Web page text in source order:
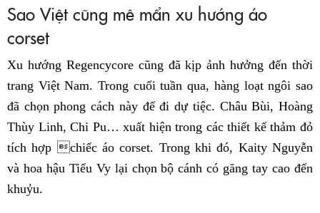
Sao Việt cũng mê mẩn xu hướng áo
corset
Xu hướng Regencycore cũng đã kịp ảnh hưởng đến thời
trang Việt Nam. Trong cuối tuần qua, hàng loạt ngôi sao
đã chọn phong cách này để đi dự tiệc. Châu Bùi, Hoàng
Thùy Linh, Chi Pu… xuất hiện trong các thiết kế thảm đỏ
tích hợp chiếc áo corset. Trong khi đó, Kaity Nguyễn
và hoa hậu Tiểu Vy lại chọn bộ cánh có găng tay cao đến
khuỷu.